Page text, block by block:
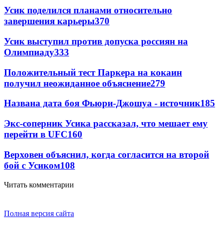
Усик поделился планами относительно
завершения карьеры370
Усик выступил против допуска россиян на
Олимпиаду333
Положительный тест Паркера на кокаин
получил неожиданное объяснение279
Названа дата боя Фьюри-Джошуа - источник185
Экс-соперник Усика рассказал, что мешает ему
перейти в UFC160
Верховен объяснил, когда согласится на второй
бой с Усиком108
Читать комментарии
Полная версия сайта